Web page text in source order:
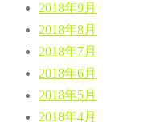
2018年9月
2018年8月
2018年7月
2018年6月
2018年5月
2018年4月